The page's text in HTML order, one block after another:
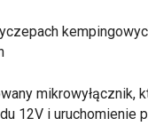
mikrowyłącznik,
12V i uruchomienie